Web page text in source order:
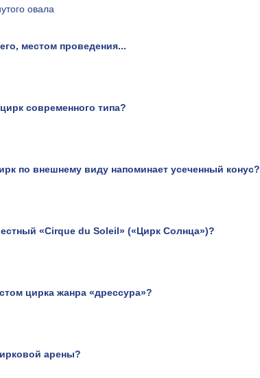
овала
местом проведения...
современного типа?
по внешнему виду напоминает усеченный конус?
«Cirque du Soleil» («Цирк Солнца»)?
цирка жанра «дрессура»?
арены?